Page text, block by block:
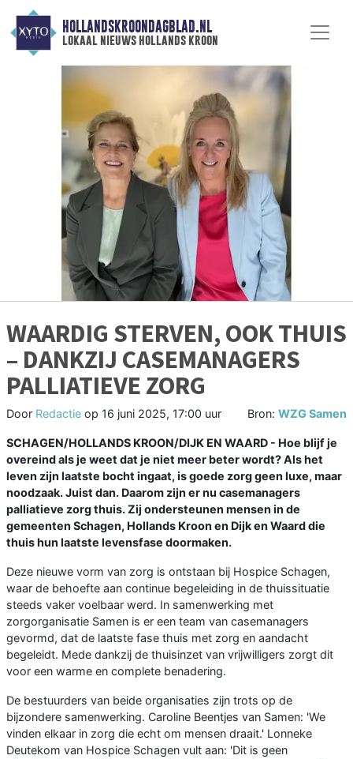
HOLLANDSKROONDAGBLAD.NL
lokaal nieuws hollands kroon
WAARDIG STERVEN, OOK THUIS
– DANKZIJ CASEMANAGERS
PALLIATIEVE ZORG
Door Redactie op 16 juni 2025, 17:00 uur Bron: WZG Samen
SCHAGEN/HOLLANDS KROON/DIJK EN WAARD - Hoe blijf je
overeind als je weet dat je niet meer beter wordt? Als het
leven zijn laatste bocht ingaat, is goede zorg geen luxe, maar
noodzaak. Juist dan. Daarom zijn er nu casemanagers
palliatieve zorg thuis. Zij ondersteunen mensen in de
gemeenten Schagen, Hollands Kroon en Dijk en Waard die
thuis hun laatste levensfase doormaken.
Deze nieuwe vorm van zorg is ontstaan bij Hospice Schagen,
waar de behoefte aan continue begeleiding in de thuissituatie
steeds vaker voelbaar werd. In samenwerking met
zorgorganisatie Samen is er een team van casemanagers
gevormd, dat de laatste fase thuis met zorg en aandacht
begeleidt. Mede dankzij de thuisinzet van vrijwilligers zorgt dit
voor een warme en complete benadering.
De bestuurders van beide organisaties zijn trots op de
bijzondere samenwerking. Caroline Beentjes van Samen: 'We
vinden elkaar in zorg die echt om mensen draait.' Lonneke
Deutekom van Hospice Schagen vult aan: 'Dit is geen